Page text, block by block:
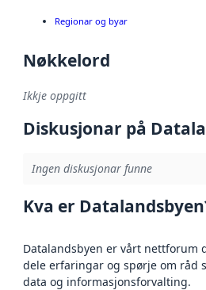
Regionar og byar
Nøkkelord
Ikkje oppgitt
Diskusjonar på
Ingen diskusjonar funne
Kva er
Datalandsbyen er vårt nettforum
dele erfaringar og spørje om råd
data og informasjonsforvalting.